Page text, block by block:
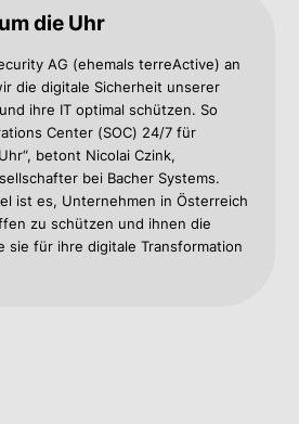
die Uhr
AG (ehemals terreActive) an
die digitale Sicherheit unserer
ihre IT optimal schützen. So
Center (SOC) 24/7 für
betont Nicolai Czink,
bei Bacher Systems.
ist es, Unternehmen in Österreich
zu schützen und ihnen die
sie für ihre digitale Transformation